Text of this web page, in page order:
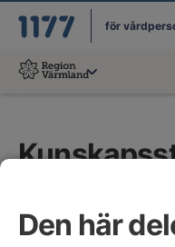
Den här
för
Du har valt region
För att säkerställa